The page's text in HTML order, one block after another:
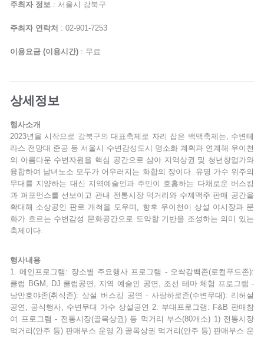
주최자 정보 : 서울시 강북구
주최자 연락처 : 02-901-7253
이용요금 (이용시간) : 무료
상세정보
행사소개
2023년을 시작으로 강북구의 대표축제로 자리 잡은 백맥축제는, 수변테
라스 전망대 준공 등 서울시 수변감성도시 명소화 계획과 연계해 우이천
의 아름다운 수변자원을 핵심 공간으로 삼아 지역상권 및 청년창업가와
융합하여 남녀노소 모두가 어우러지는 화합의 장이다. 유명 가수 위주의
무대를 지양하는 대신 지역예술인과 주민이 호흡하는 다채로운 버스킹
과 퍼포먼스를 선보이고 관내 전통시장 먹거리와 수제맥주 판매 공간을
확대해 소상공인 판로 개척을 도우며, 향후 우이천이 상설 야시장과 문
화가 흐르는 수변감성 문화공간으로 도약할 기반을 조성하는 의미 있는
축제이다.
행사내용
1. 메인프로그램: 장소별 주요행사 프로그램 - 오싹강백존(로컬푸드존):
클럽 BGM, DJ 클럽공연, 지역 예술인 공연, 조선 테마 체험 프로그램 -
낭만호야존(취식존): 상설 버스킹 공연 - 사랑하로존(수변무대): 리허설
공연, 공식행사, 수변무대 가수 상설공연 2. 부대프로그램: F&B 판매참
여 프로그램 - 전통시장(골목상권) 등 먹거리 부스(80개소) 1) 전통시장
먹거리(안주 등) 판매부스 운영 2) 골목상권 먹거리(안주 등) 판매부스 운